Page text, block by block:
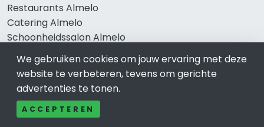
Restaurants Almelo
Catering Almelo
Schoonheidssalon Almelo
Tandartspraktijken Almelo
Loodgieters Almelo
Stukadoorsbedrijf Almelo
Verhuisbedrijf Almelo
We gebruiken cookies om jouw ervaring met deze
website te verbeteren, tevens om gerichte
advertenties te tonen.
ACCEPTEREN